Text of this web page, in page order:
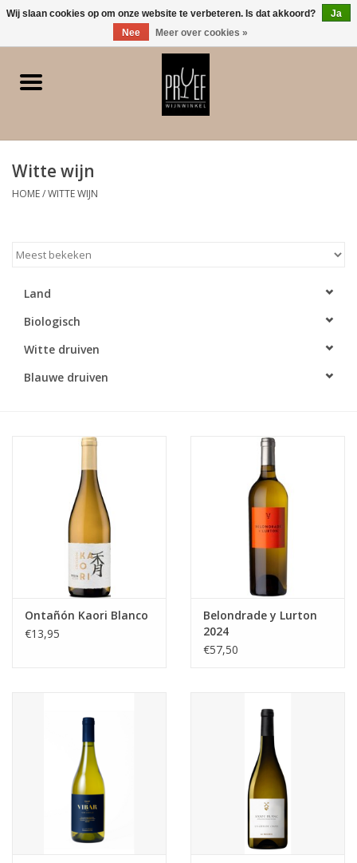
0 Artikelen - €0,00
Home
Witte wijn
Rose
Bubbels
Dessert/Versterkt/Gedistilleerd
Cadeaubon
Wijnproeverij
WSET wijncursus
Witte wijn
HOME/WITTE WIJN
Land
Biologisch
Witte druiven
Blauwe druiven
Ontañón Kaori Blanco
€13,95
Belondrade y Lurton
2024
€57,50
Wij slaan cookies op om onze website te verbeteren. Is dat akkoord?
Ja
Nee
Meer over cookies »